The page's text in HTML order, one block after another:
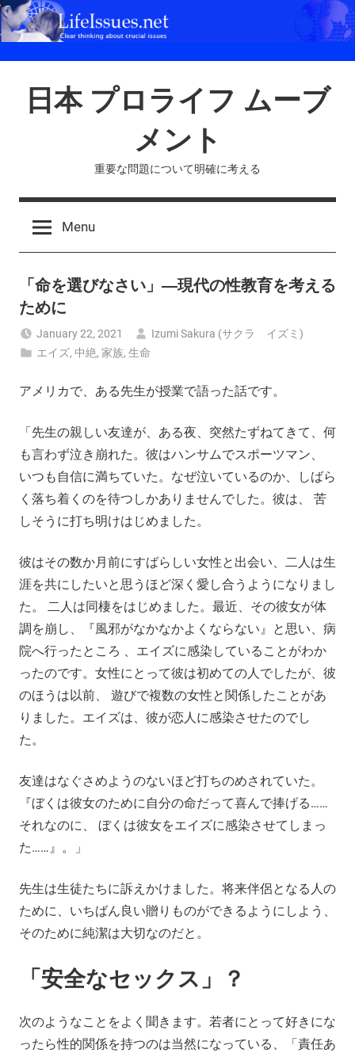
Skip
to
日本 プロライフ ムーブ
メント
重要な問題について明確に考える
Menu
「命を選びなさい」―現代の性教育を考える
ために
January 22, 2021
Izumi Sakura (サクラ イズミ)
エイズ,中絶,家族,生命
アメリカで、ある先生が授業で語った話です。
「先生の親しい友達が、ある夜、突然たずねてきて、何
も言わず泣き崩れた。彼はハンサムでスポーツマン、
いつも自信に満ちていた。なぜ泣いているのか、しばら
く落ち着くのを待つしかありませんでした。彼は、 苦
しそうに打ち明けはじめました。
彼はその数か月前にすばらしい女性と出会い、二人は生
涯を共にしたいと思うほど深く愛し合うようになりまし
た。 二人は同棲をはじめました。最近、その彼女が体
調を崩し、『風邪がなかなかよくならない』と思い、病
院へ行ったところ 、エイズに感染していることがわか
ったのです。女性にとって彼は初めての人でしたが、彼
のほうは以前、 遊びで複数の女性と関係したことがあ
りました。エイズは、彼が恋人に感染させたのでし
た。
友達はなぐさめようのないほど打ちのめされていた。
『ぼくは彼女のために自分の命だって喜んで捧げる……
それなのに、 ぼくは彼女をエイズに感染させてしまっ
た……』。」
先生は生徒たちに訴えかけました。将来伴侶となる人の
ために、いちばん良い贈りものができるようにしよう、
そのために純潔は大切なのだと。
「安全なセックス」？
次のようなことをよく聞きます。若者にとって好きにな
ったら性的関係を持つのは当然になっている、「責任あ